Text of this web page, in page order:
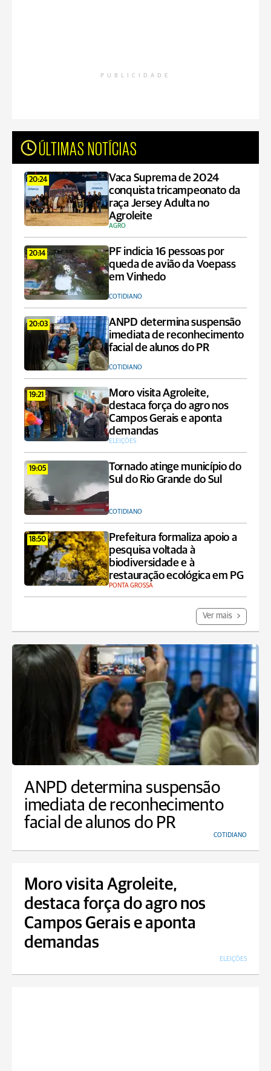
PUBLICIDADE
ÚLTIMAS NOTÍCIAS
20:24
Vaca Suprema de 2024
conquista tricampeonato da
raça Jersey Adulta no
Agroleite
AGRO
20:14
PF indicia 16 pessoas por
queda de avião da Voepass
em Vinhedo
COTIDIANO
20:03
ANPD determina suspensão
imediata de reconhecimento
facial de alunos do PR
COTIDIANO
19:21
Moro visita Agroleite,
destaca força do agro nos
Campos Gerais e aponta
demandas
ELEIÇÕES
19:05
Tornado atinge município do
Sul do Rio Grande do Sul
COTIDIANO
18:50
Prefeitura formaliza apoio a
pesquisa voltada à
biodiversidade e à
restauração ecológica em PG
PONTA GROSSA
Ver mais
ANPD determina suspensão
imediata de reconhecimento
facial de alunos do PR
COTIDIANO
Moro visita Agroleite,
destaca força do agro nos
Campos Gerais e aponta
demandas
ELEIÇÕES